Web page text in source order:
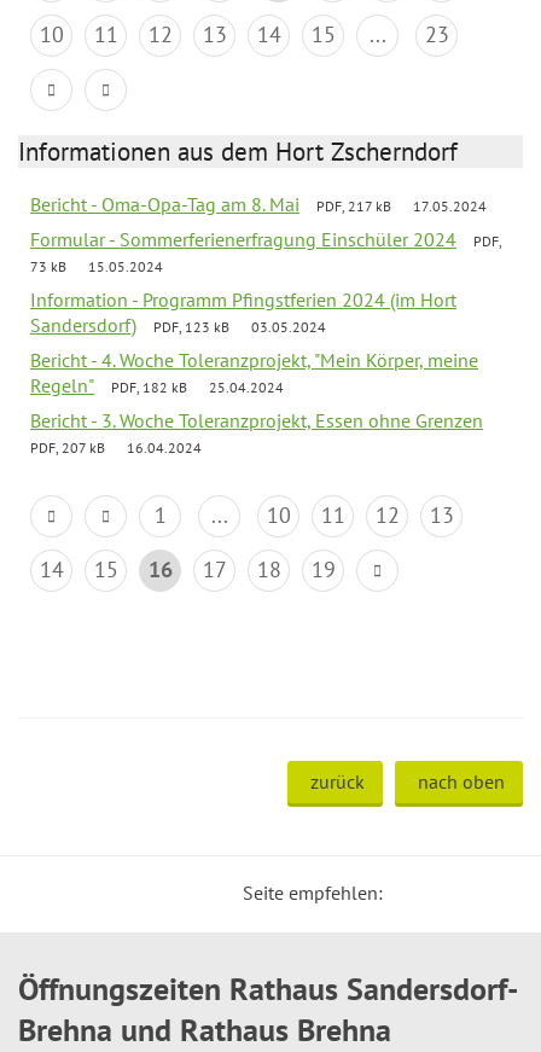
10
11 12 13 14 15 ... 23
Informationen aus dem Hort Zscherndorf
Bericht - Oma-Opa-Tag am 8. Mai PDF, 217 kB 17.05.2024
Formular - Sommerferienerfragung Einschüler 2024
PDF,
73 kB
15.05.2024
Information - Programm Pfingstferien 2024 (im Hort
Sandersdorf)
PDF, 123 kB 03.05.2024
Bericht - 4. Woche Toleranzprojekt, "Mein Körper, meine
Regeln"
PDF, 182 kB 25.04.2024
Bericht - 3. Woche Toleranzprojekt, Essen ohne Grenzen
PDF, 207 kB 16.04.2024
1 ... 10 11 12
13
14
15 16 17 18 19
zurück nach oben
Seite empfehlen:
Öffnungszeiten Rathaus Sandersdorf-
Brehna und Rathaus Brehna